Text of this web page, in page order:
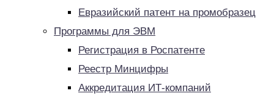
Евразийский патент на промобразец
Программы для ЭВМ
Регистрация в Роспатенте
Реестр Минцифры
Аккредитация ИТ-компаний